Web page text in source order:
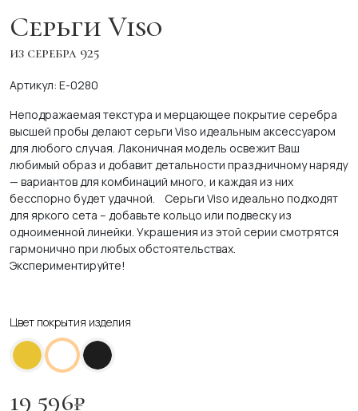
Серьги Viso
из серебра 925
Артикул: E-0280
Неподражаемая текстура и мерцающее покрытие серебра
высшей пробы делают серьги Viso идеальным аксессуаром
для любого случая. Лаконичная модель освежит Ваш
любимый образ и добавит детальности праздничному наряду
— вариантов для комбинаций много, и каждая из них
бесспорно будет удачной.
Серьги Viso идеально подходят
для яркого сета – добавьте кольцо или подвеску из
одноименной линейки. Украшения из этой серии смотрятся
гармонично при любых обстоятельствах.
Экспериментируйте!
Цвет покрытия изделия
19 596₽